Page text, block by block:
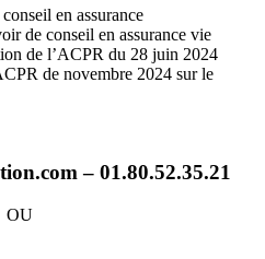
en assurance
de conseil en assurance vie
de l’ACPR du 28 juin 2024
de novembre 2024 sur le
– 01.80.52.35.21
OU